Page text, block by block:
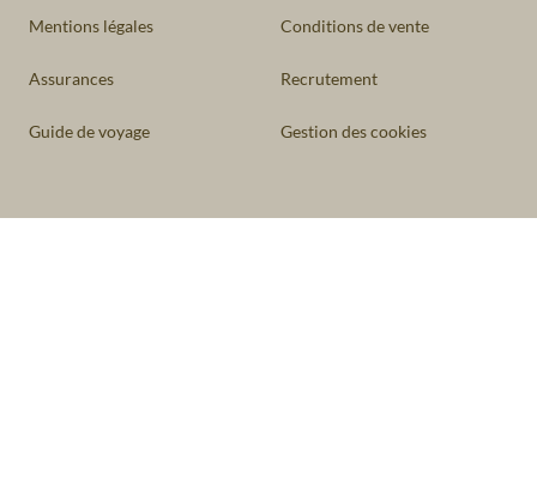
Mentions légales Conditions de vente
Assurances Recrutement
Guide de voyage Gestion des cookies